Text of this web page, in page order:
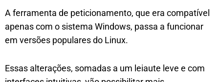
A ferramenta de peticionamento, que era compatível
apenas com o sistema Windows, passa a funcionar
em versões populares do Linux.
Essas alterações, somadas a um leiaute leve e com